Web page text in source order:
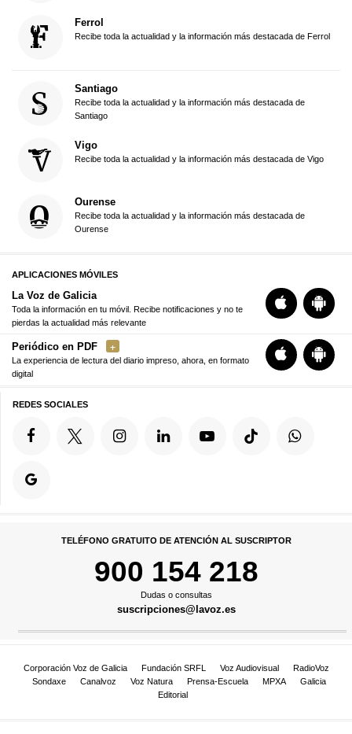
Ferrol
Recibe toda la actualidad y la información más destacada de Ferrol
Santiago
Recibe toda la actualidad y la información más destacada de
Santiago
Vigo
Recibe toda la actualidad y la información más destacada de Vigo
Ourense
Recibe toda la actualidad y la información más destacada de
Ourense
APLICACIONES MÓVILES
La Voz de Galicia
Toda la información en tu móvil. Recibe notificaciones y no te
pierdas la actualidad más relevante
Periódico en PDF
La experiencia de lectura del diario impreso, ahora, en formato
digital
REDES SOCIALES
TELÉFONO GRATUITO DE ATENCIÓN AL SUSCRIPTOR
900 154 218
Dudas o consultas
suscripciones@lavoz.es
Corporación Voz de Galicia Fundación SRFL Voz Audiovisual
RadioVoz
Sondaxe
Canalvoz Voz Natura Prensa-Escuela MPXA
Galicia
Editorial